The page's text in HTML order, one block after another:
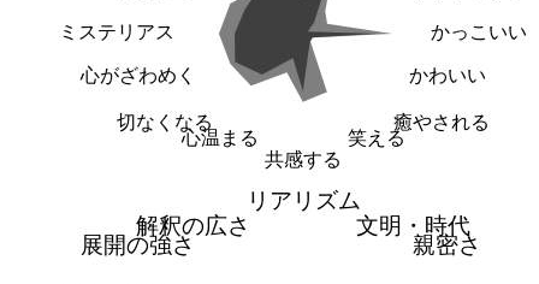
かっこいい
かわいい
癒やされる
笑える
共感する
心温まる
切なくなる
心がざわめく
ミステリアス
リアリズム
文明・時代
親密さ
展開の強さ
解釈の広さ